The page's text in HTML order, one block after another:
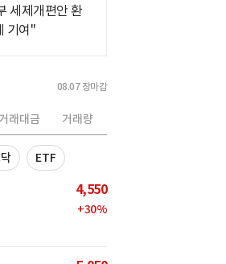
세제개편안 환
기여"
08.07 장마감
거래대금 거래량
ETF
4,550
+30%